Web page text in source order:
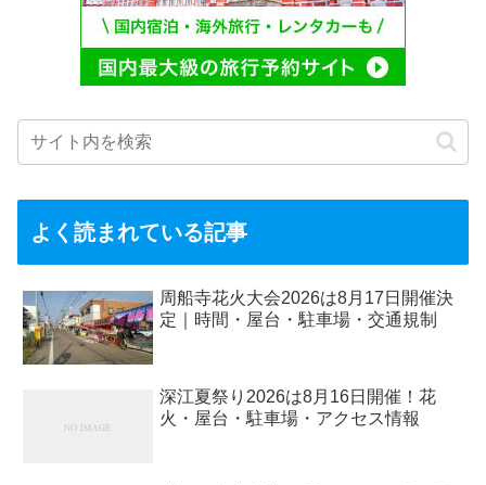
よく読まれている記事
周船寺花火大会2026は8月17日開催決
定｜時間・屋台・駐車場・交通規制
深江夏祭り2026は8月16日開催！花
火・屋台・駐車場・アクセス情報